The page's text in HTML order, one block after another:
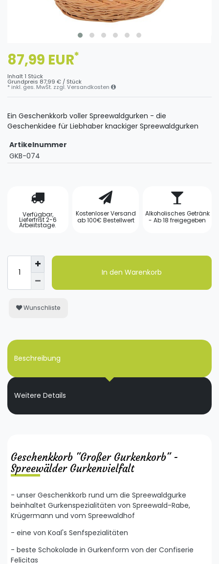
87,99 EUR*
Inhalt1 Stück
Grundpreis 87,99 € / Stück
* inkl. ges. MwSt. zzgl.Versandkosten
Ein Geschenkkorb voller Spreewaldgurken - die
Geschenkidee für Liebhaber knackiger Spreewaldgurken
Artikelnummer
GKB-074
Verfügbar,
Lieferfrist 2-6
Arbeiitstage.
Kostenloser Versand
ab 100€ Bestellwert
Alkoholisches Getränk
- Ab 18 freigegeben
In den Warenkorb
Wunschliste
Beschreibung
Weitere Details
Geschenkkorb "Großer Gurkenkorb" -
Spreewälder Gurkenvielfalt
- unser Geschenkkorb rund um die Spreewaldgurke
beinhaltet Gurkenspezialitäten von Spreewald-Rabe,
Krügermann und vom Spreewaldhof
- eine von Koal's Senfspezialitäten
- beste Schokolade in Gurkenform von der Confiserie
Felicitas